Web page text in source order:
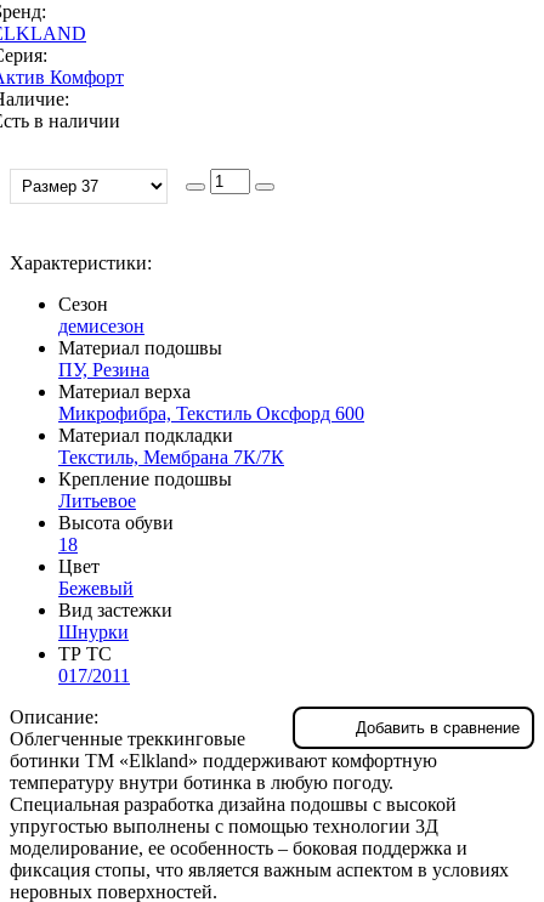
Комфорт
в наличии
Характеристики:
Сезон
демисезон
Материал подошвы
ПУ, Резина
Материал верха
Микрофибра, Текстиль Оксфорд 600
Материал подкладки
Текстиль, Мембрана 7К/7К
Крепление подошвы
Литьевое
Высота обуви
18
Цвет
Бежевый
Вид застежки
Шнурки
ТР ТС
017/2011
Добавить в сравнение
Описание:
Облегченные треккинговые
ботинки TM «Elkland» поддерживают комфортную
температуру внутри ботинка в любую погоду.
Специальная разработка дизайна подошвы с высокой
упругостью выполнены с помощью технологии 3Д
моделирование, ее особенность – боковая поддержка и
фиксация стопы, что является важным аспектом в условиях
неровных поверхностей.